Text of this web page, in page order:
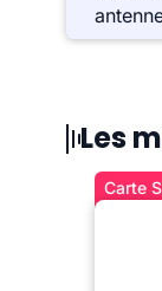
Les
Carte